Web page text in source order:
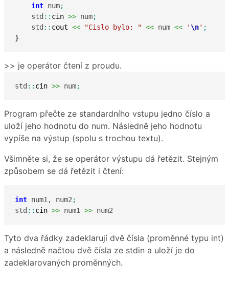
int num;
    std
:: cin >> num;
    std
:: cout << "Cislo bylo: " << num << ' \n' ;
}
>> je operátor čtení z proudu.
std :: cin >> num;
Program přečte ze standardního vstupu jedno číslo a
uloží jeho hodnotu do num. Následně jeho hodnotu
vypíše na výstup (spolu s trochou textu).
Všimněte si, že se operátor výstupu dá řetězit. Stejným
způsobem se dá řetězit i čtení:
int num1, num2 ;
std :: cin >> num1 >> num2
Tyto dva řádky zadeklarují dvě čísla (proměnné typu int)
a následně načtou dvě čísla ze stdin a uloží je do
zadeklarovaných proměnných.